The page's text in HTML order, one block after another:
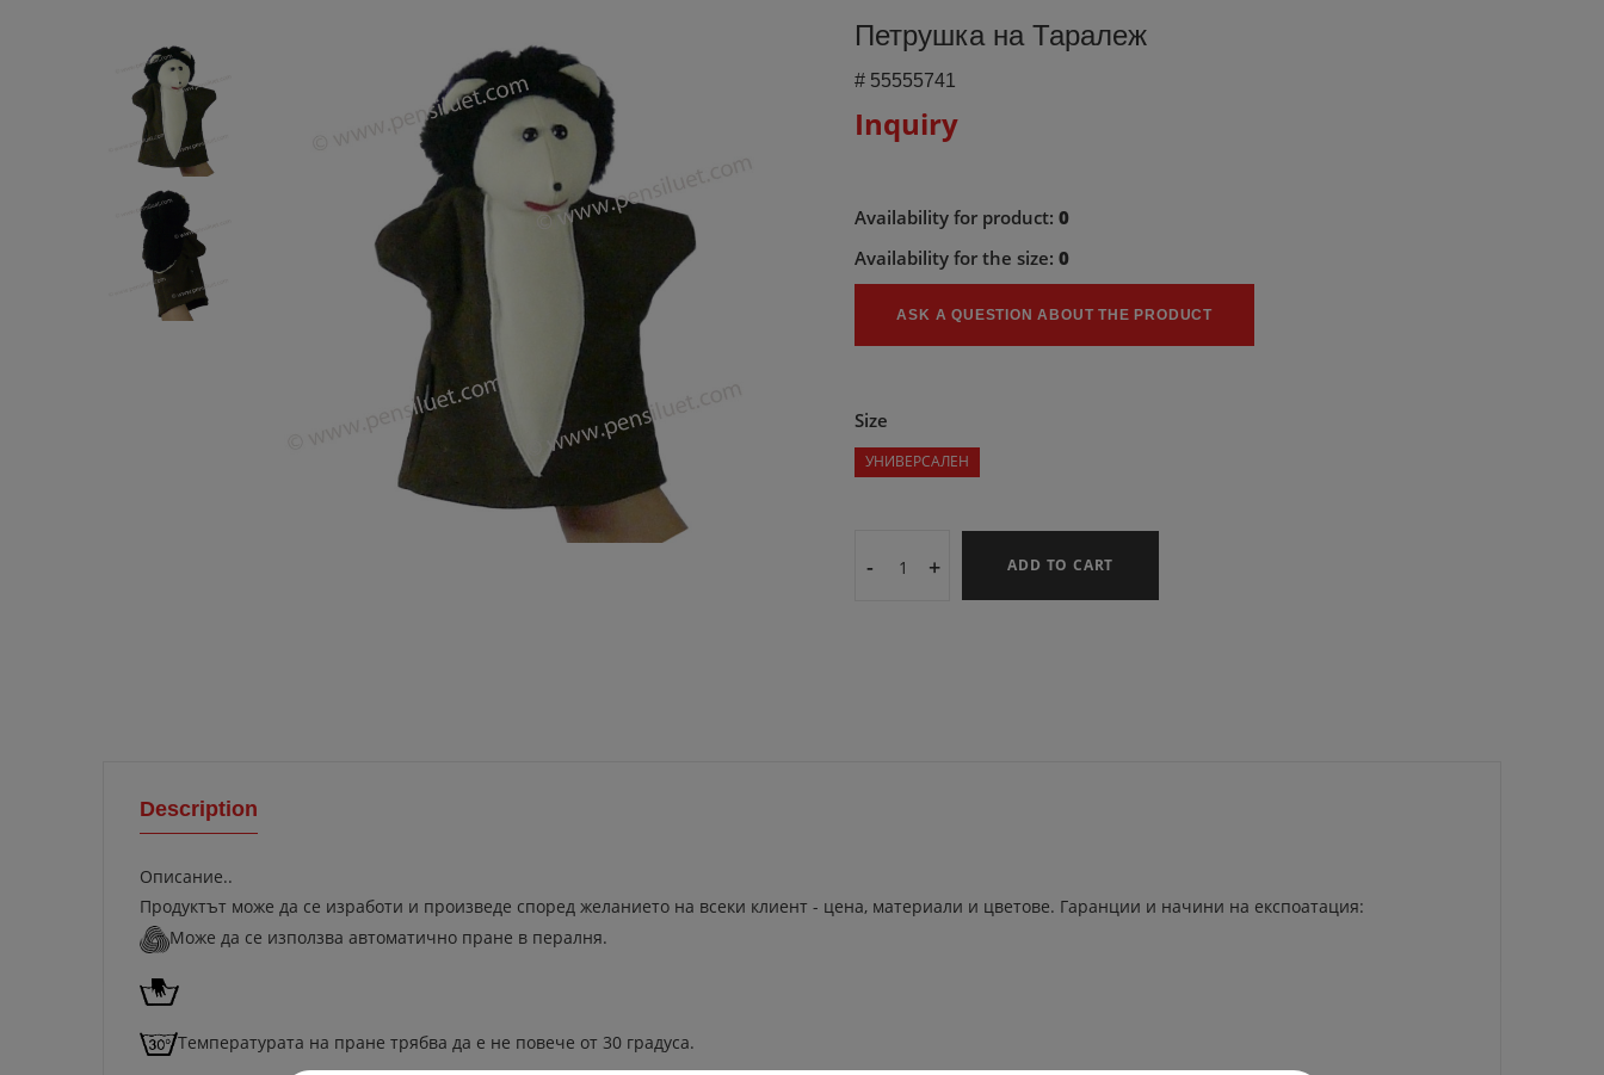
Петрушка на Таралеж
# 55555741
Inquiry
Availability for product:0
Availability for the size:0
ASK A QUESTION ABOUT THE PRODUCT
Size
УНИВЕРСАЛЕН
- + ADD TO CART
Description
Описание..
Продуктът може да се изработи и произведе според желанието на всеки клиент - цена, материали и цветове. Гаранции и начини на експоатация:
Може да се използва автоматично пране в пералня.
Температурата на пране трябва да е не повече от 30 градуса.